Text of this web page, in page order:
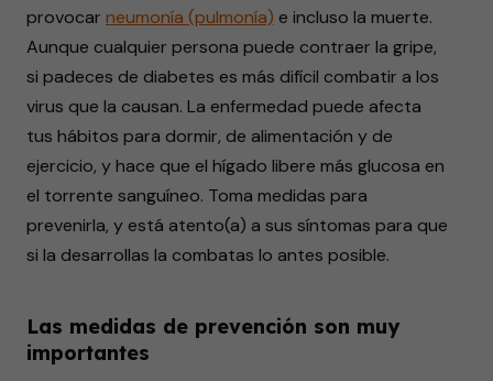
provocar neumonía (pulmonía) e incluso la muerte.
Aunque cualquier persona puede contraer la gripe,
si padeces de diabetes es más difícil combatir a los
virus que la causan. La enfermedad puede afecta
tus hábitos para dormir, de alimentación y de
ejercicio, y hace que el hígado libere más glucosa en
el torrente sanguíneo. Toma medidas para
prevenirla, y está atento(a) a sus síntomas para que
si la desarrollas la combatas lo antes posible.
Las medidas de prevención son muy
importantes